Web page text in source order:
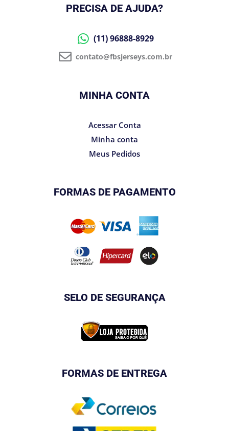
PRECISA DE AJUDA?
(11) 96888-8929
contato@fbsjerseys.com.br
MINHA CONTA
Acessar Conta
Minha conta
Meus Pedidos
FORMAS DE PAGAMENTO
SELO DE SEGURANÇA
FORMAS DE ENTREGA